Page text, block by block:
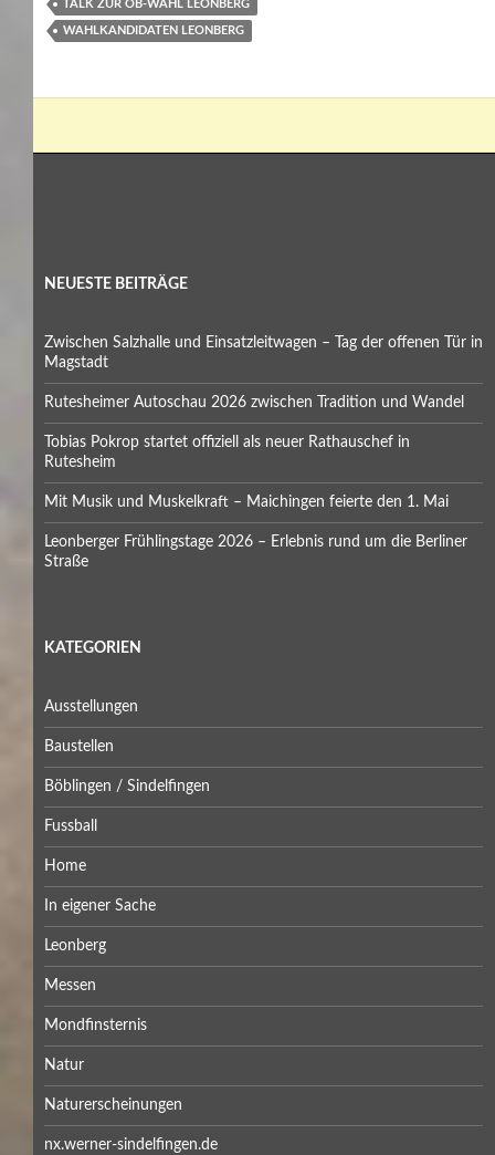
TALK ZUR OB-WAHL LEONBERG
WAHLKANDIDATEN LEONBERG
NEUESTE BEITRÄGE
Zwischen Salzhalle und Einsatzleitwagen – Tag der offenen Tür in
Magstadt
Rutesheimer Autoschau 2026 zwischen Tradition und Wandel
Tobias Pokrop startet offiziell als neuer Rathauschef in
Rutesheim
Mit Musik und Muskelkraft – Maichingen feierte den 1. Mai
Leonberger Frühlingstage 2026 – Erlebnis rund um die Berliner
Straße
KATEGORIEN
Ausstellungen
Baustellen
Böblingen / Sindelfingen
Fussball
Home
In eigener Sache
Leonberg
Messen
Mondfinsternis
Natur
Naturerscheinungen
nx.werner-sindelfingen.de